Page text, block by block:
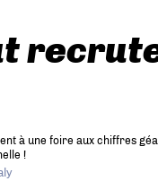
à une foire aux chiffres
!